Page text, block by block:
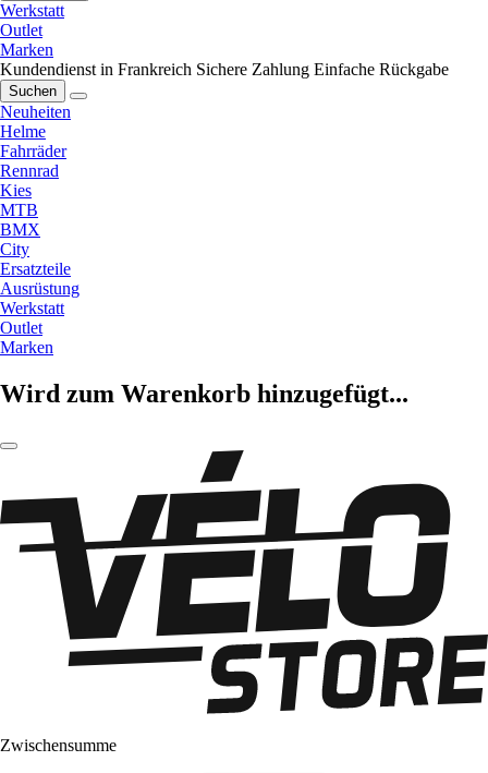
Werkstatt
Outlet
Marken
Kundendienst in Frankreich Sichere Zahlung Einfache Rückgabe
Suchen
Neuheiten
Helme
Fahrräder
Rennrad
Kies
MTB
BMX
City
Ersatzteile
Ausrüstung
Werkstatt
Outlet
Marken
Wird zum Warenkorb hinzugefügt...
Zwischensumme